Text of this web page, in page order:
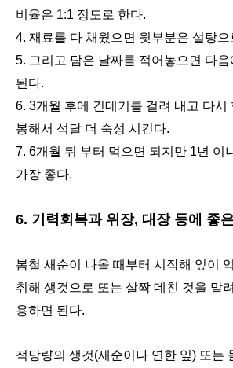
비율은 1:1 정도로 한다.
4. 재료를 다 채웠으면 윗부분은 설탕으
5. 그리고 담은 날짜를 적어놓으면 다음
된다.
6. 3개월 후에 건데기를 걸려 내고 다시
봉해서 석달 더 숙성 시킨다.
7. 6개월 뒤 부터 먹으면 되지만 1년 이
가장 좋다.
6. 기력회복과 위장, 대장 등에 좋
봄철 새순이 나올 때부터 시작해 잎이
취해 생것으로 또는 살짝 데친 것을 말
용하면 된다.
적당량의 생것(새순이나 연한 잎) 또는